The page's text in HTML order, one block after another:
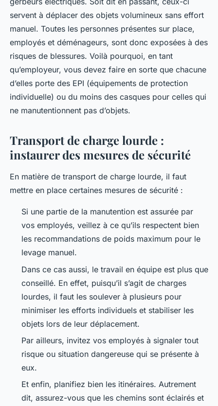
servent à déplacer des objets volumineux sans effort
manuel. Toutes les personnes présentes sur place,
employés et déménageurs, sont donc exposées à des
risques de blessures. Voilà pourquoi, en tant
qu’employeur, vous devez faire en sorte que chacune
d’elles porte des EPI (équipements de protection
individuelle) ou du moins des casques pour celles qui
ne manutentionnent pas d’objets.
Transport de charge lourde :
instaurer des mesures de sécurité
En matière de transport de charge lourde, il faut
mettre en place certaines mesures de sécurité :
Si une partie de la manutention est assurée par
vos employés, veillez à ce qu’ils respectent bien
les recommandations de poids maximum pour le
levage manuel.
Dans ce cas aussi, le travail en équipe est plus que
conseillé. En effet, puisqu’il s’agit de charges
lourdes, il faut les soulever à plusieurs pour
minimiser les efforts individuels et stabiliser les
objets lors de leur déplacement.
Par ailleurs, invitez vos employés à signaler tout
risque ou situation dangereuse qui se présente à
eux.
Et enfin, planifiez bien les itinéraires. Autrement
dit, assurez-vous que les chemins sont éclairés et